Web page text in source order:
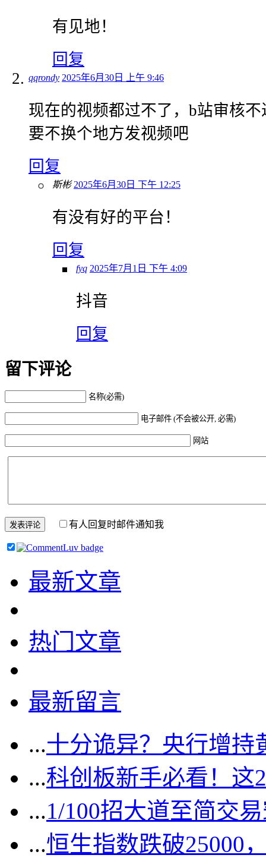
有见地！
回复
qqrondy 2025年6月30日 上午 9:46
现在的视频都过不了，b站审核
要不换个地方发视频吧
回复
斯彬 2025年6月30日 下午 12:25
有没有好的平台！
回复
fyq 2025年7月1日 下午 4:09
抖音
回复
留下评论
名称(必需)
电子邮件 (不会被公开, 必需)
网站
有人回复时邮件通知我
最新文章
热门文章
最新留言
...十分诡异？央行增持
...科创板新手必看！这
...1/100招大道至简交
...恒生指数跌破25000